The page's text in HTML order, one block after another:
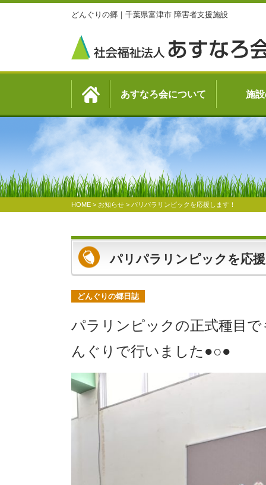
どんぐりの郷｜千葉県富津市 障害者支援施設
あすなろ会について 施
HOME > お知らせ > パリパラリンピックを応援します！
パリパラリンピックを応
どんぐりの郷日誌
パラリンピックの正式種目
んぐりで行いました●○●